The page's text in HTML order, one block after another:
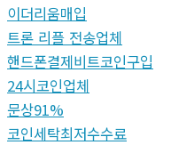
이더리움매입
트론 리플 전송업체
핸드폰결제비트코인구입
24시코인업체
문상91%
코인세탁최저수수료